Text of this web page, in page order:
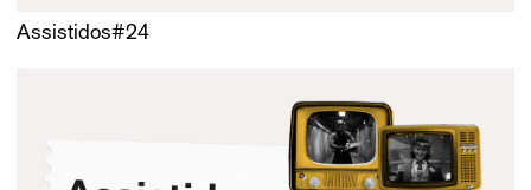
Assistidos#24